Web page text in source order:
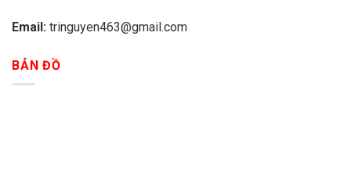
Email: tringuyen463@gmail.com
BẢN ĐỒ